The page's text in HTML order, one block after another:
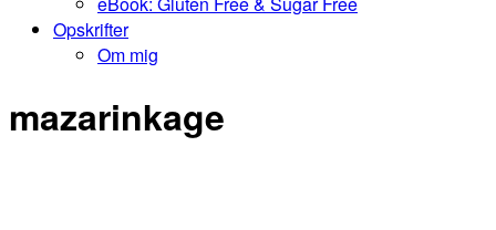
Opskrifter
Om mig
mazarinkage